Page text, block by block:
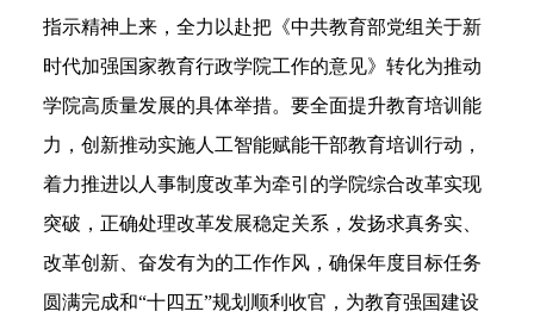
指示精神 上来，全力以赴把 《中共教育部党组关于新
时代加强国家教育行政学院工作的意见》转化为推动
学院高质量发展的具体举措。要全面提升教育培训能
力 ，创新推动实施人工智能赋能干部教育培训行动 ，
着力推进以人事制度改革为牵引的学院综合改革实现
突破 ， 正确处理改革发展稳定关系 ，发扬求真务实、
改革创新、奋发有为的工作作风 ，确保年度目标任务
圆满完成和“十四五”规划 顺利收官 ， 为教育强国建设